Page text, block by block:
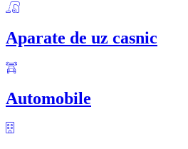
Aparate de uz casnic
Automobile